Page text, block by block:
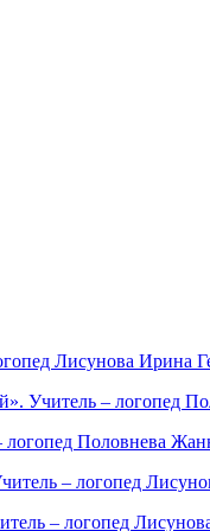
Лисунова Ирина
Учитель – логопед
логопед Половнева
– логопед
– логопед